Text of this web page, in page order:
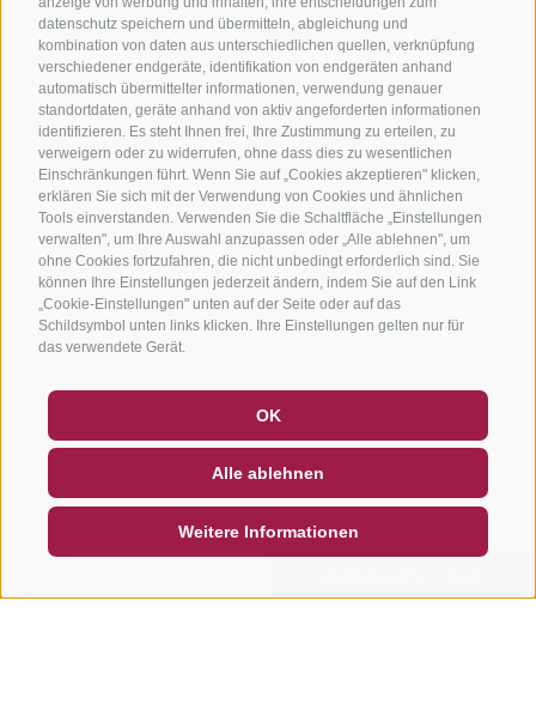
datenschutz speichern und übermitteln, abgleichung und
kombination von daten aus unterschiedlichen quellen, verknüpfung
verschiedener endgeräte, identifikation von endgeräten anhand
automatisch übermittelter informationen, verwendung genauer
standortdaten, geräte anhand von aktiv angeforderten informationen
identifizieren. Es steht Ihnen frei, Ihre Zustimmung zu erteilen, zu
verweigern oder zu widerrufen, ohne dass dies zu wesentlichen
Einschränkungen führt. Wenn Sie auf „Cookies akzeptieren" klicken,
erklären Sie sich mit der Verwendung von Cookies und ähnlichen
Tools einverstanden. Verwenden Sie die Schaltfläche „Einstellungen
verwalten", um Ihre Auswahl anzupassen oder „Alle ablehnen", um
ohne Cookies fortzufahren, die nicht unbedingt erforderlich sind. Sie
können Ihre Einstellungen jederzeit ändern, indem Sie auf den Link
„Cookie-Einstellungen" unten auf der Seite oder auf das
Schildsymbol unten links klicken. Ihre Einstellungen gelten nur für
das verwendete Gerät.
OK
Alle ablehnen
Weitere Informationen
NEWSLETTER
SOCIAL WALL WETTER